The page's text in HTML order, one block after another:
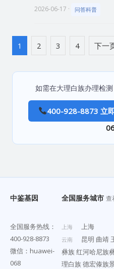
2026-06-17 · 问答科普
1 2 3 4 下一
如需在大理白族办理检
400-928-8873 立
中鉴基因
全国服务热线：
400-928-8873
微信：huawei-
068
全国服务城市 查
上海 上海
云南 昆明 曲靖
彝族红河哈尼族
理白族德宏傣族